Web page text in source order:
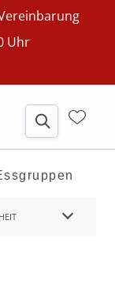
Uhr